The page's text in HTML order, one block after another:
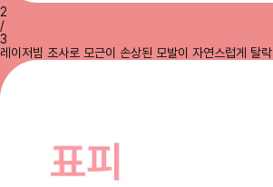
2
/
3
레이저빔 조사로 모근이 손상된 모발이 자연스럽게 탈락